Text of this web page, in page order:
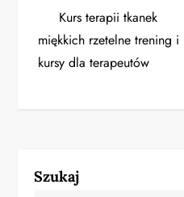
a
w
a
PostKurs terapii tkanek
miękkich rzetelne trening i
kursy dla terapeutów
Szukaj